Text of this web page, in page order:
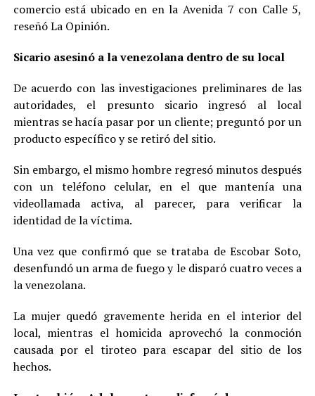
comercio está ubicado en en la Avenida 7 con Calle 5,
reseñó La Opinión.
Sicario asesinó a la venezolana dentro de su local
De acuerdo con las investigaciones preliminares de las
autoridades, el presunto sicario ingresó al local
mientras se hacía pasar por un cliente; preguntó por un
producto específico y se retiró del sitio.
Sin embargo, el mismo hombre regresó minutos después
con un teléfono celular, en el que mantenía una
videollamada activa, al parecer, para verificar la
identidad de la víctima.
Una vez que confirmó que se trataba de Escobar Soto,
desenfundó un arma de fuego y le disparó cuatro veces a
la venezolana.
La mujer quedó gravemente herida en el interior del
local, mientras el homicida aprovechó la conmoción
causada por el tiroteo para escapar del sitio de los
hechos.